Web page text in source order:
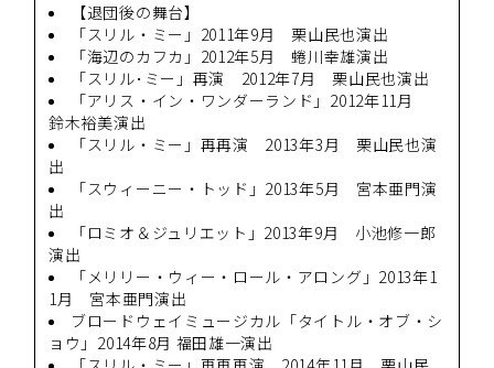
【退団後の舞台】
「スリル・ミー」2011年9月 栗山民也演出
「海辺のカフカ」2012年5月 蜷川幸雄演出
「スリル･ミー」再演 2012年7月 栗山民也演出
「アリス・イン・ワンダーランド」2012年11月
鈴木裕美演出
「スリル・ミー」再再演 2013年3月 栗山民也演
出
「スウィーニー・トッド」2013年5月 宮本亜門演
出
「ロミオ＆ジュリエット」2013年9月 小池修一郎
演出
「メリリー・ウィー・ロール・アロング」2013年1
1月 宮本亜門演出
ブロードウェイミュージカル「タイトル・オブ・シ
ョウ」2014年8月 福田雄一演出